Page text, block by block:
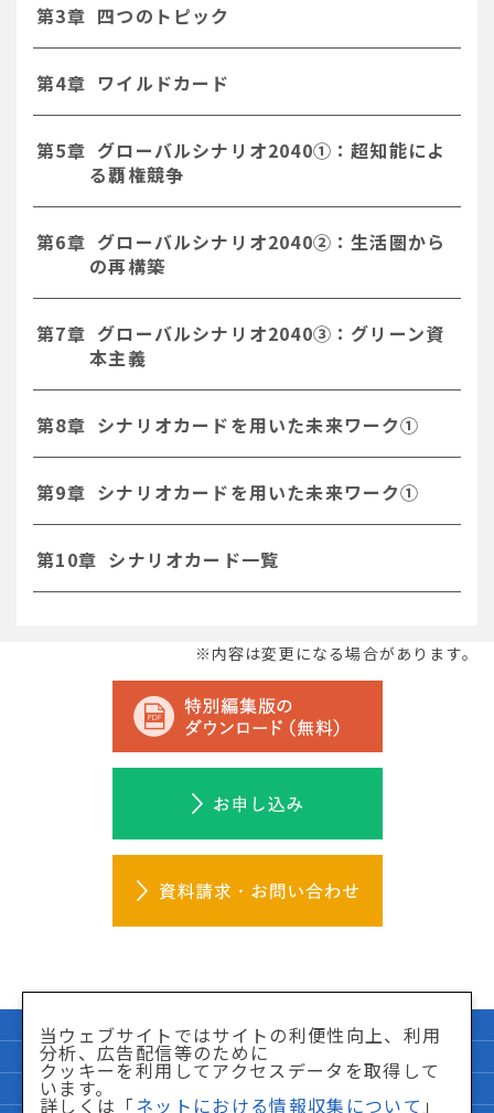
第3章 四つのトピック
第4章 ワイルドカード
第5章 グローバルシナリオ2040①：超知能によ
る覇権競争
第6章 グローバルシナリオ2040②：生活圏から
の再構築
第7章 グローバルシナリオ2040③：グリーン資
本主義
第8章 シナリオカードを用いた未来ワーク①
第9章 シナリオカードを用いた未来ワーク①
第10章 シナリオカード一覧
※内容は変更になる場合があります。
当ウェブサイトではサイトの利便性向上、利用
分析、広告配信等のために
クッキーを利用してアクセスデータを取得して
います。
詳しくは「 ネットにおける情報収集について 」
企業情報
サイトマップ
個人情報保護方針
サイト利用条件